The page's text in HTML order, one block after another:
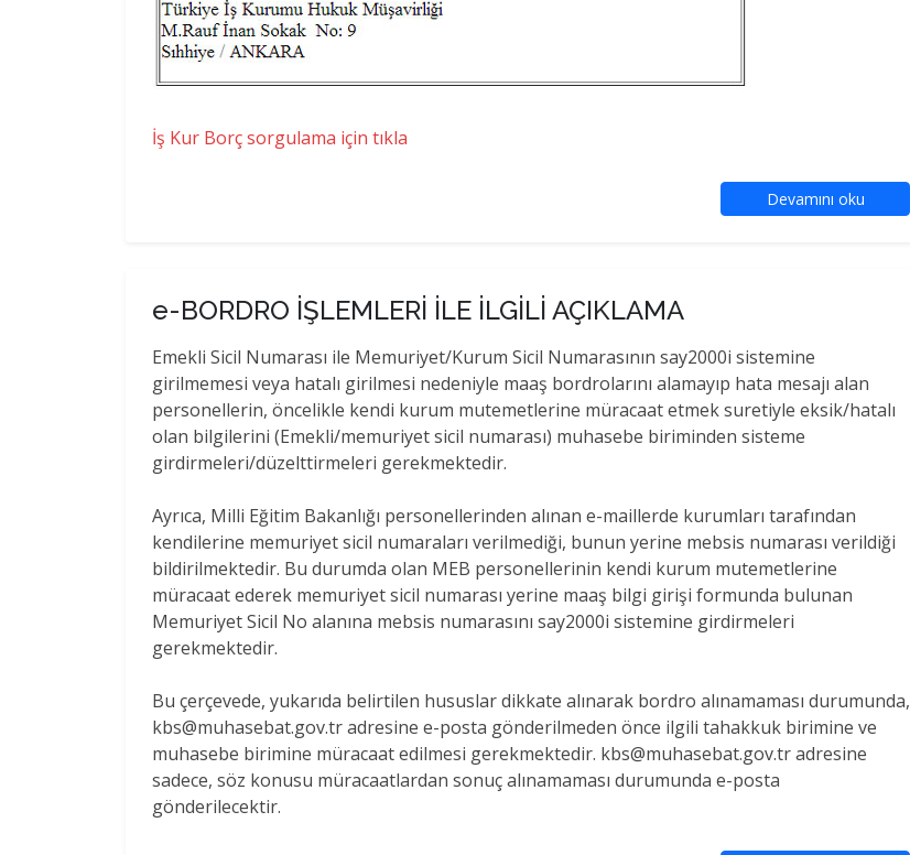
İş Kur Borç sorgulama için tıkla
Devamını oku
e-BORDRO İŞLEMLERİ İLE İLGİLİ AÇIKLAMA
Emekli Sicil Numarası ile Memuriyet/Kurum Sicil Numarasının say2000i sistemine
girilmemesi veya hatalı girilmesi nedeniyle maaş bordrolarını alamayıp hata mesajı alan
personellerin, öncelikle kendi kurum mutemetlerine müracaat etmek suretiyle eksik/hatalı
olan bilgilerini (Emekli/memuriyet sicil numarası) muhasebe biriminden sisteme
girdirmeleri/düzelttirmeleri gerekmektedir.
Ayrıca, Milli Eğitim Bakanlığı personellerinden alınan e-maillerde kurumları tarafından
kendilerine memuriyet sicil numaraları verilmediği, bunun yerine mebsis numarası verildiği
bildirilmektedir. Bu durumda olan MEB personellerinin kendi kurum mutemetlerine
müracaat ederek memuriyet sicil numarası yerine maaş bilgi girişi formunda bulunan
Memuriyet Sicil No alanına mebsis numarasını say2000i sistemine girdirmeleri
gerekmektedir.
Bu çerçevede, yukarıda belirtilen hususlar dikkate alınarak bordro alınamaması durumunda,
kbs@muhasebat.gov.tr adresine e-posta gönderilmeden önce ilgili tahakkuk birimine ve
muhasebe birimine müracaat edilmesi gerekmektedir. kbs@muhasebat.gov.tr adresine
sadece, söz konusu müracaatlardan sonuç alınamaması durumunda e-posta
gönderilecektir.